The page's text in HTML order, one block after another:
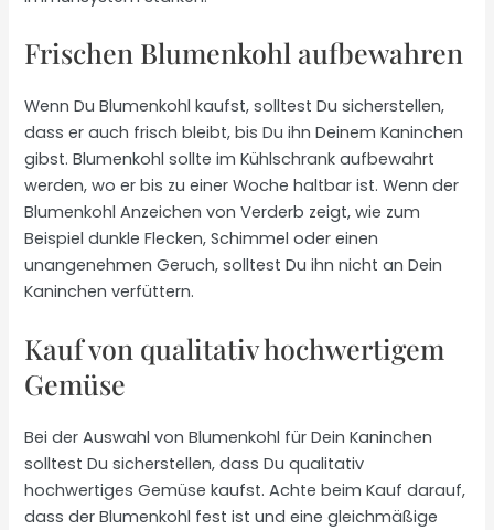
Frischen Blumenkohl aufbewahren
Wenn Du Blumenkohl kaufst, solltest Du sicherstellen,
dass er auch frisch bleibt, bis Du ihn Deinem Kaninchen
gibst. Blumenkohl sollte im Kühlschrank aufbewahrt
werden, wo er bis zu einer Woche haltbar ist. Wenn der
Blumenkohl Anzeichen von Verderb zeigt, wie zum
Beispiel dunkle Flecken, Schimmel oder einen
unangenehmen Geruch, solltest Du ihn nicht an Dein
Kaninchen verfüttern.
Kauf von qualitativ hochwertigem
Gemüse
Bei der Auswahl von Blumenkohl für Dein Kaninchen
solltest Du sicherstellen, dass Du qualitativ
hochwertiges Gemüse kaufst. Achte beim Kauf darauf,
dass der Blumenkohl fest ist und eine gleichmäßige